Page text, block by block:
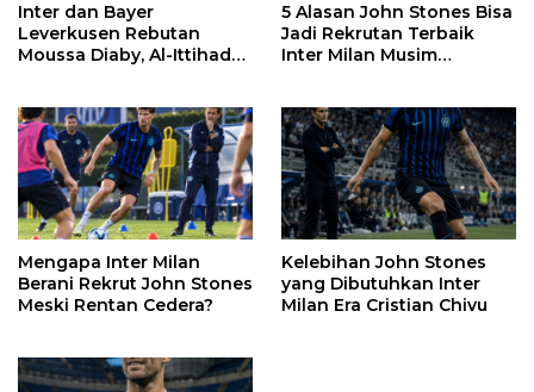
Inter dan Bayer
Leverkusen Rebutan
Moussa Diaby, Al-Ittihad
5 Alasan John Stones Bisa
Jadi Rekrutan Terbaik
Inter Milan Musim
Mengapa Inter Milan
Berani Rekrut John Stones
Meski Rentan Cedera?
Kelebihan John Stones
yang Dibutuhkan Inter
Milan Era Cristian Chivu